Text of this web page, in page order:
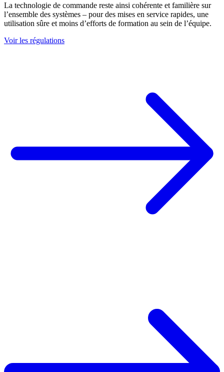
La technologie de commande reste ainsi cohérente et familière sur
l’ensemble des systèmes – pour des mises en service rapides, une
utilisation sûre et moins d’efforts de formation au sein de l’équipe.
Voir les régulations